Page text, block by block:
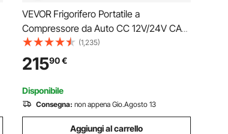
VEVOR Frigorifero Portatile a
Compressore da Auto CC 12V/24V CA
100-240V, Frigo Portatile per
Campeggio Viaggio Pesca Capienza 35
Litri Contenitore -20 a 20 °C Doppia
Zona con Ruote Controllo APP
(1,235)
21590€
Disponibile
Consegna: non appena Gio.Agosto 13
Aggiungi al carrello